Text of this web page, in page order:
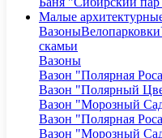
Малые
ВазоныВелопарковки
скамьи
Вазоны
Вазон "Полярная
Вазон "Полярный
Вазон "Морозный
Вазон "Полярная
Вазон "Морозный